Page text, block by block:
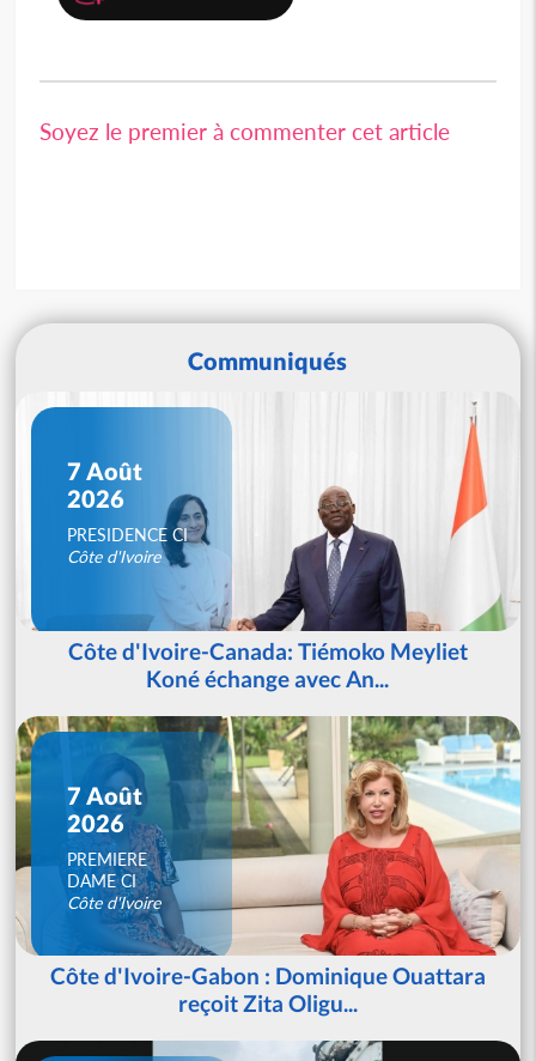
Soyez le premier à commenter cet article
Communiqués
7 Août
2026
PRESIDENCE CI
Côte d'Ivoire
Côte d'Ivoire-Canada: Tiémoko Meyliet
Koné échange avec An...
7 Août
2026
PREMIERE
DAME CI
Côte d'Ivoire
Côte d'Ivoire-Gabon : Dominique Ouattara
reçoit Zita Oligu...